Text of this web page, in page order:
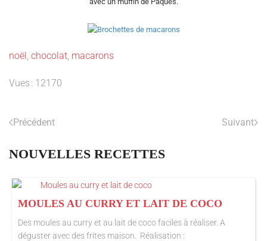
noël chocolat macarons
Vues : 12170
Précédent Suivant
NOUVELLES RECETTES
MOULES AU CURRY ET LAIT DE COCO
Des moules au curry et au lait de coco faciles à réaliser. A
déguster avec des frites maison. Réalisation :